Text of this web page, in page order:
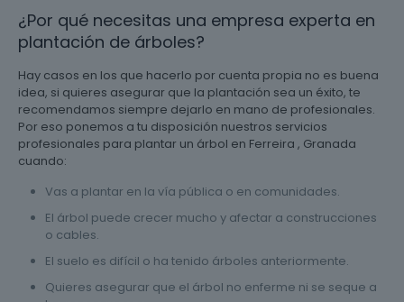
¿Por qué necesitas una empresa experta en
plantación de árboles?
Hay casos en los que hacerlo por cuenta propia no es buena
idea, si quieres asegurar que la plantación sea un éxito, te
recomendamos siempre dejarlo en mano de profesionales.
Por eso ponemos a tu disposición nuestros servicios
profesionales para plantar un árbol en Ferreira , Granada
cuando:
Vas a plantar en la vía pública o en comunidades.
El árbol puede crecer mucho y afectar a construcciones
o cables.
El suelo es difícil o ha tenido árboles anteriormente.
Quieres asegurar que el árbol no enferme ni se seque a